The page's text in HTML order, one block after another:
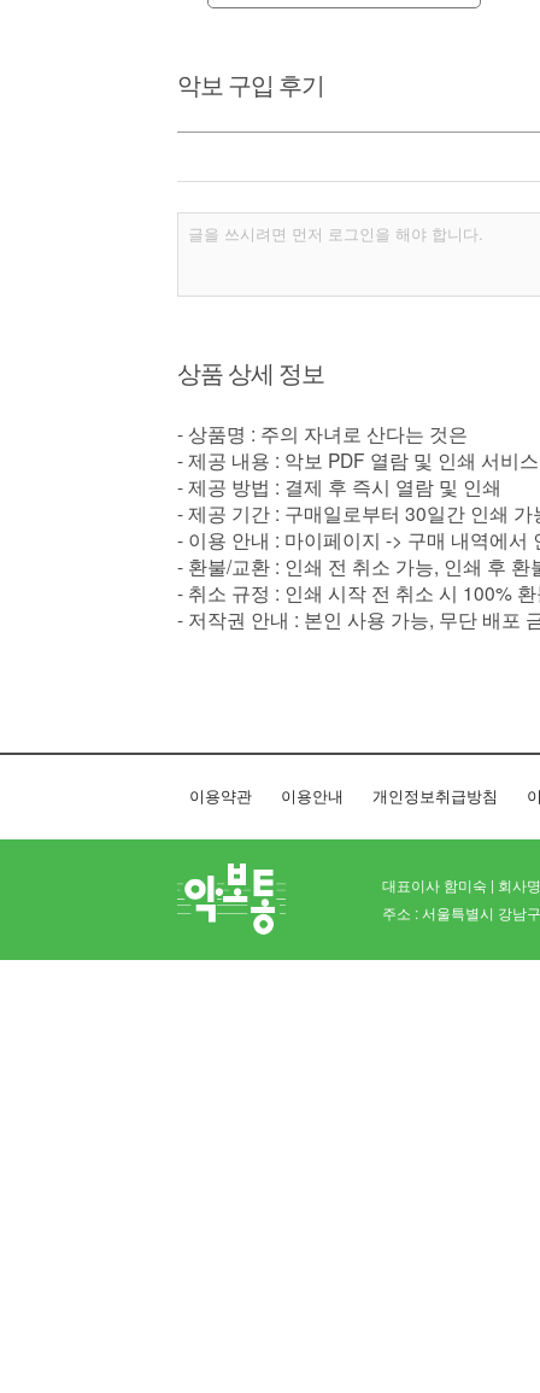
악보 구입 후기
상품 상세 정보
- 상품명 : 주의 자녀로 산다는 것은
- 제공 내용 : 악보 PDF 열람 및 인쇄 서비스
- 제공 방법 : 결제 후 즉시 열람 및 인쇄
- 제공 기간 : 구매일로부터 30일간 인쇄
- 이용 안내 : 마이페이지 -> 구매 내역에서
- 환불/교환 : 인쇄 전 취소 가능, 인쇄 후 환
- 취소 규정 : 인쇄 시작 전 취소 시 100%
- 저작권 안내 : 본인 사용 가능, 무단 배포
이용약관 이용안내 개인정보취급방침
대표이사 함미숙 | 회사
주소 : 서울특별시 강남